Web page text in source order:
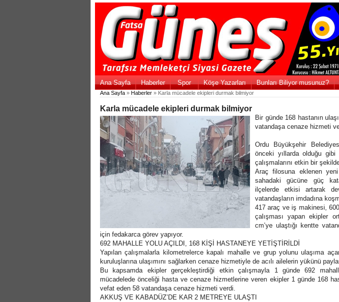
Ana Sayfa Haberler Spor Köşe Yazarları Bunları Biliyor musunuz?
Ana Sayfa » Haberler » Karla mücadele ekipleri durmak bilmiyor
Karla mücadele ekipleri durmak bilmiyor
Bir günde 168 hastanın
vatandaşa cenaze hizmeti
Ordu Büyükşehir
önceki yıllarda olduğu
çalışmalarını etkin bir
Araç filosuna eklenen
sahadaki gücüne güç
ilçelerde etkisi artarak
vatandaşların imdadına
417 araç ve iş makinesi,
çalışması yapan ekipler
cm’ye ulaştığı kentte
için fedakarca görev yapıyor.
692 MAHALLE YOLU AÇILDI, 168 KİŞİ HASTANEYE YETİŞTİRİLDİ
Yapılan çalışmalarla kilometrelerce kapalı mahalle ve grup yolunu ulaşıma
kuruluşlarına ulaşımını sağlarken cenaze hizmetiyle de acılı ailelerin yükünü
Bu kapsamda ekipler gerçekleştirdiği etkin çalışmayla 1 günde 692
mücadelede önceliği hasta ve cenaze hizmetlerine veren ekipler 1 günde 168
vefat eden 58 vatandaşa cenaze hizmeti verdi.
AKKUŞ VE KABADÜZ’DE KAR 2 METREYE ULAŞTI